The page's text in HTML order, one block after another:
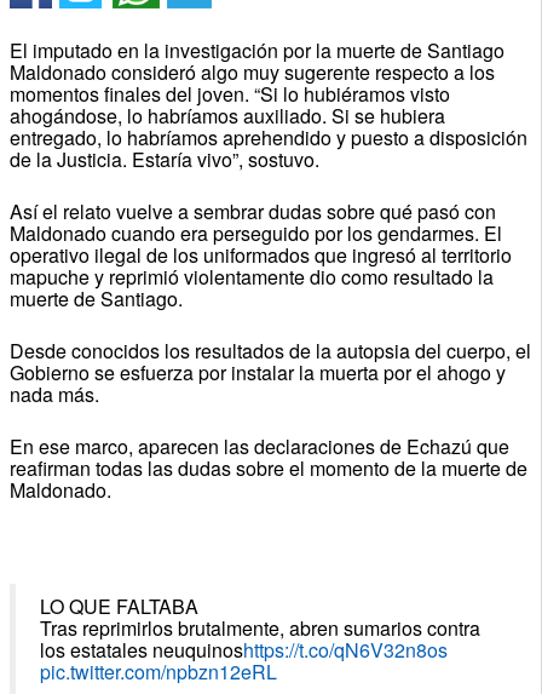
El imputado en la investigación por la muerte de Santiago
Maldonado consideró algo muy sugerente respecto a los
momentos finales del joven. “Si lo hubiéramos visto
ahogándose, lo habríamos auxiliado. Si se hubiera
entregado, lo habríamos aprehendido y puesto a disposición
de la Justicia. Estaría vivo”, sostuvo.
Así el relato vuelve a sembrar dudas sobre qué pasó con
Maldonado cuando era perseguido por los gendarmes. El
operativo ilegal de los uniformados que ingresó al territorio
mapuche y reprimió violentamente dio como resultado la
muerte de Santiago.
Desde conocidos los resultados de la autopsia del cuerpo, el
Gobierno se esfuerza por instalar la muerta por el ahogo y
nada más.
En ese marco, aparecen las declaraciones de Echazú que
reafirman todas las dudas sobre el momento de la muerte de
Maldonado.
LO QUE FALTABA
Tras reprimirlos brutalmente, abren sumarios contra
los estatales neuquinoshttps://t.co/qN6V32n8os
pic.twitter.com/npbzn12eRL